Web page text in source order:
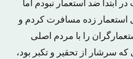
ابتدا ضد استعمار نبودم اما
استعمار زده مسافرت کردم و
را با مردم اصلی
سرشار از تحقیر و تکبر بود،